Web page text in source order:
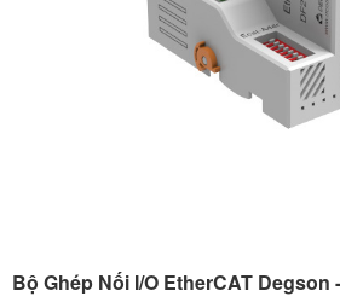
Bộ Ghép Nối I/O EtherCAT Degson